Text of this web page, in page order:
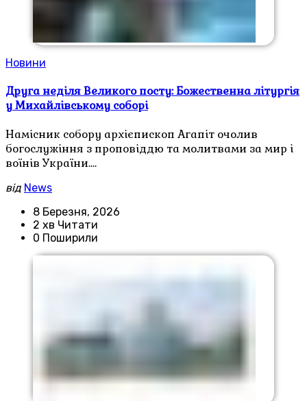
Новини
Друга неділя Великого посту: Божественна літургія
у Михайлівському соборі
Намісник собору архієпископ Агапіт очолив
богослужіння з проповіддю та молитвами за мир і
воїнів України.…
від News
8 Березня, 2026
2 хв Читати
0 Поширили